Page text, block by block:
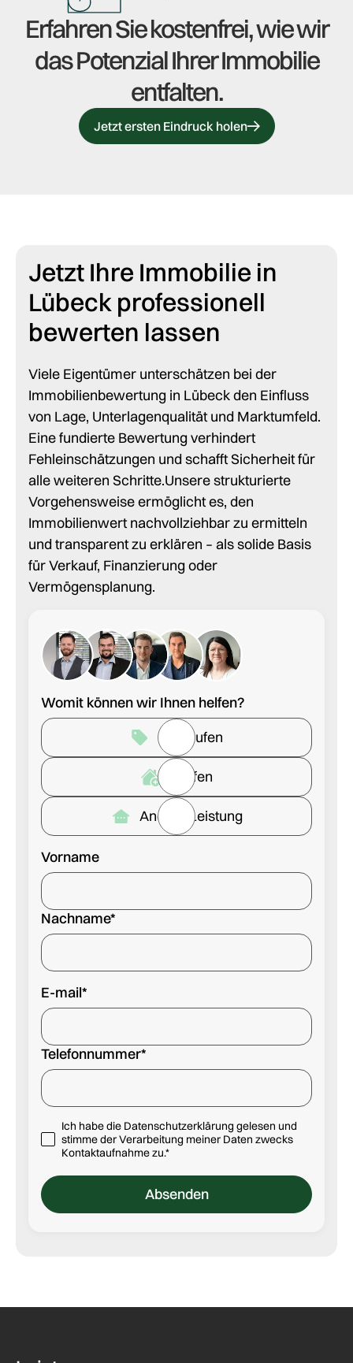
Erfahren Sie kostenfrei, wie wir
das Potenzial Ihrer Immobilie
entfalten.
Jetzt ersten Eindruck holen
Womit können wir Ihnen helfen?
Verkaufen
Kaufen
Andere Leistung
Vorname
Nachname*
E-mail*
Telefonnummer*
Ich habe die Datenschutzerklärung gelesen und
stimme der Verarbeitung meiner Daten zwecks
Kontaktaufnahme zu.*
Jetzt Ihre Immobilie in
Lübeck professionell
bewerten lassen
Viele Eigentümer unterschätzen bei der
Immobilienbewertung in Lübeck den Einfluss
von Lage, Unterlagenqualität und Marktumfeld.
Eine fundierte Bewertung verhindert
Fehleinschätzungen und schafft Sicherheit für
alle weiteren Schritte.Unsere strukturierte
Vorgehensweise ermöglicht es, den
Immobilienwert nachvollziehbar zu ermitteln
und transparent zu erklären – als solide Basis
für Verkauf, Finanzierung oder
Vermögensplanung.